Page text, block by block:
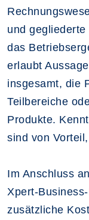
und
das
erlaubt
insgesamt, die
Teilbereiche
Produkte.
sind von
Im Anschluss
Xpert-
zusätzliche